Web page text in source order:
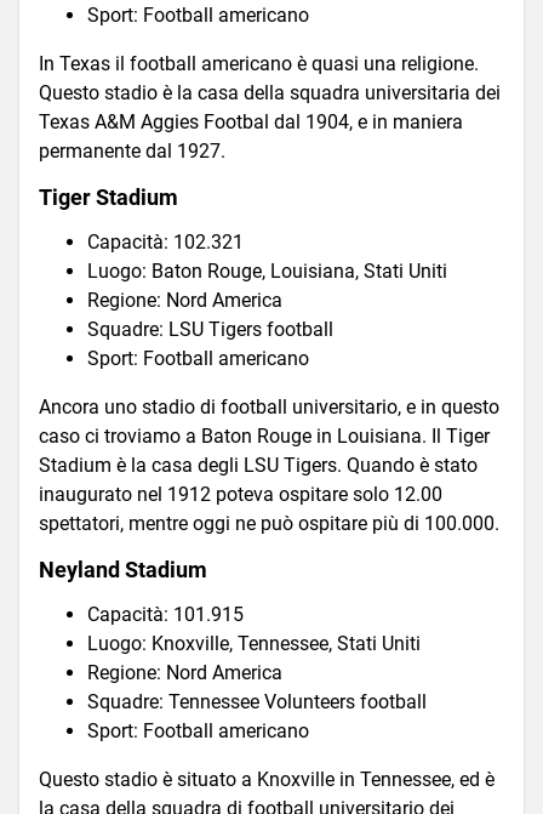
Sport: Football americano
In Texas il football americano è quasi una religione.
Questo stadio è la casa della squadra universitaria dei
Texas A&M Aggies Footbal dal 1904, e in maniera
permanente dal 1927.
Tiger Stadium
Capacità: 102.321
Luogo: Baton Rouge, Louisiana, Stati Uniti
Regione: Nord America
Squadre: LSU Tigers football
Sport: Football americano
Ancora uno stadio di football universitario, e in questo
caso ci troviamo a Baton Rouge in Louisiana. Il Tiger
Stadium è la casa degli LSU Tigers. Quando è stato
inaugurato nel 1912 poteva ospitare solo 12.00
spettatori, mentre oggi ne può ospitare più di 100.000.
Neyland Stadium
Capacità: 101.915
Luogo: Knoxville, Tennessee, Stati Uniti
Regione: Nord America
Squadre: Tennessee Volunteers football
Sport: Football americano
Questo stadio è situato a Knoxville in Tennessee, ed è
la casa della squadra di football universitario dei